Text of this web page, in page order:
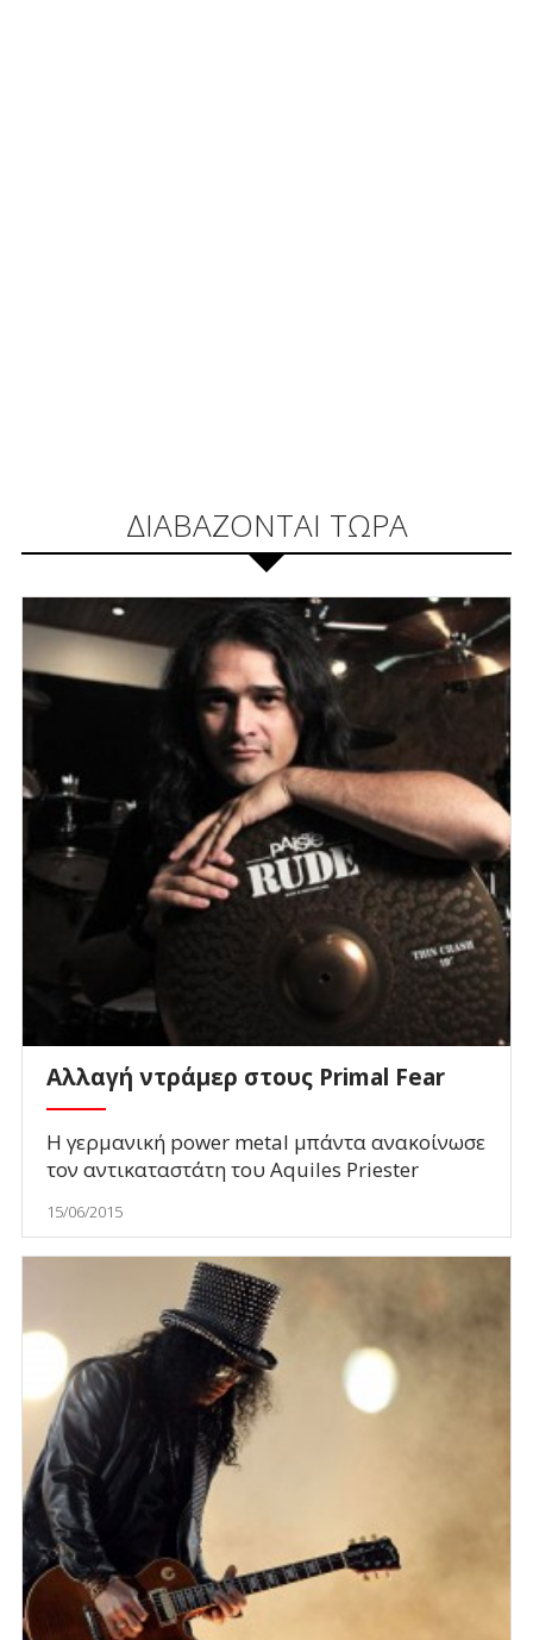
ΔΙΑΒΑΖΟΝΤΑΙ ΤΩΡΑ
Aλλαγή ντράμερ στους Primal Fear
Η γερμανική power metal μπάντα ανακοίνωσε
τον αντικαταστάτη του Aquiles Priester
15/06/2015